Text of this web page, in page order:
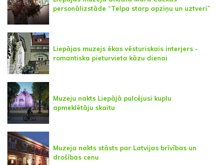
personālizstāde “Telpa starp apziņu un uztveri”
Liepājas muzejs ēkas vēsturiskais interjers -
romantiska pieturvieta kāzu dienai
Muzeju nakts Liepājā pulcējusi kuplu
apmeklētāju skaitu
Muzeja nakts stāsts par Latvijas brīvības un
drošības cenu